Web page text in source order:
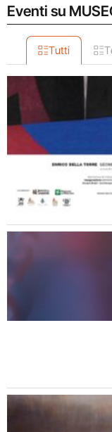
Eventi su
Tutti